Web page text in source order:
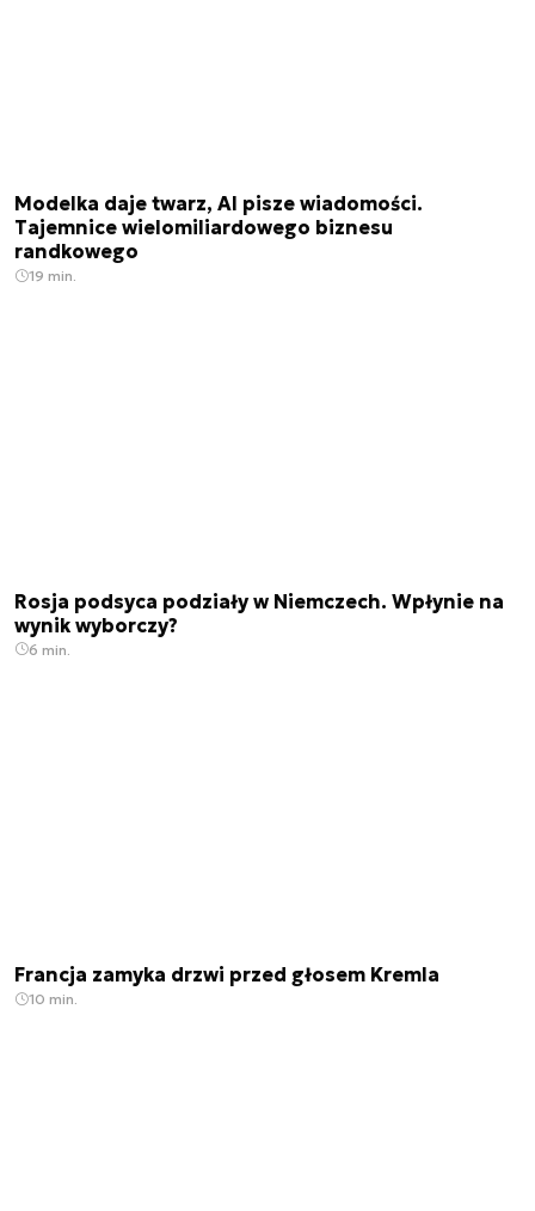
Modelka daje twarz, AI pisze wiadomości.
Tajemnice wielomiliardowego biznesu
randkowego
19 min.
Rosja podsyca podziały w Niemczech. Wpłynie na
wynik wyborczy?
6 min.
Francja zamyka drzwi przed głosem Kremla
10 min.